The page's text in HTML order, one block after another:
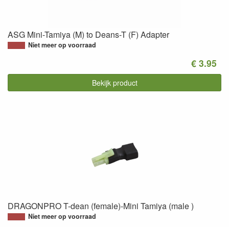
ASG Mini-Tamiya (M) to Deans-T (F) Adapter
Niet meer op voorraad
€ 3.95
Bekijk product
DRAGONPRO T-dean (female)-Mini Tamiya (male )
Niet meer op voorraad